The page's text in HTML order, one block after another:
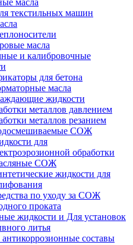
масла
текстильных машин
масла
и калибровочные
для бетона
масла
жидкости
металлов давлением
металлов резанием
СОЖ
для
обработки
СОЖ
жидкости для
по уходу за СОЖ
проката
жидкости и Для установок
литья
составы